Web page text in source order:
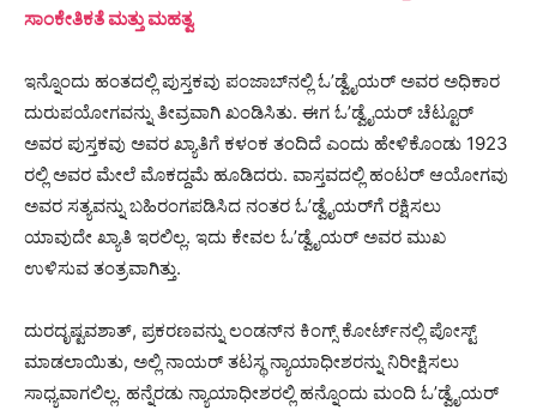
ಸಾಂಕೇತಿಕತೆ ಮತ್ತು ಮಹತ್ವ
ಇನ್ನೊಂದು ಹಂತದಲ್ಲಿ ಪುಸ್ತಕವು ಪಂಜಾಬ್‌ನಲ್ಲಿ ಓ’ಡ್ವೈಯರ್ ಅವರ ಅಧಿಕಾರ
ದುರುಪಯೋಗವನ್ನು ತೀವ್ರವಾಗಿ ಖಂಡಿಸಿತು. ಈಗ ಓ’ಡ್ವೈಯರ್ ಚೆಟ್ಟೂರ್
ಅವರ ಪುಸ್ತಕವು ಅವರ ಖ್ಯಾತಿಗೆ ಕಳಂಕ ತಂದಿದೆ ಎಂದು ಹೇಳಿಕೊಂಡು 1923
ರಲ್ಲಿ ಅವರ ಮೇಲೆ ಮೊಕದ್ದಮೆ ಹೂಡಿದರು. ವಾಸ್ತವದಲ್ಲಿ ಹಂಟರ್ ಆಯೋಗವು
ಅವರ ಸತ್ಯವನ್ನು ಬಹಿರಂಗಪಡಿಸಿದ ನಂತರ ಓ’ಡ್ವೈಯರ್‌ಗೆ ರಕ್ಷಿಸಲು
ಯಾವುದೇ ಖ್ಯಾತಿ ಇರಲಿಲ್ಲ. ಇದು ಕೇವಲ ಓ’ಡ್ವೈಯರ್ ಅವರ ಮುಖ
ಉಳಿಸುವ ತಂತ್ರವಾಗಿತ್ತು.
ದುರದೃಷ್ಟವಶಾತ್, ಪ್ರಕರಣವನ್ನು ಲಂಡನ್‌ನ ಕಿಂಗ್ಸ್ ಕೋರ್ಟ್‌ನಲ್ಲಿ ಪೋಸ್ಟ್
ಮಾಡಲಾಯಿತು, ಅಲ್ಲಿ ನಾಯರ್ ತಟಸ್ಥ ನ್ಯಾಯಾಧೀಶರನ್ನು ನಿರೀಕ್ಷಿಸಲು
ಸಾಧ್ಯವಾಗಲಿಲ್ಲ. ಹನ್ನೆರಡು ನ್ಯಾಯಾಧೀಶರಲ್ಲಿ ಹನ್ನೊಂದು ಮಂದಿ ಓ’ಡ್ವೈಯರ್